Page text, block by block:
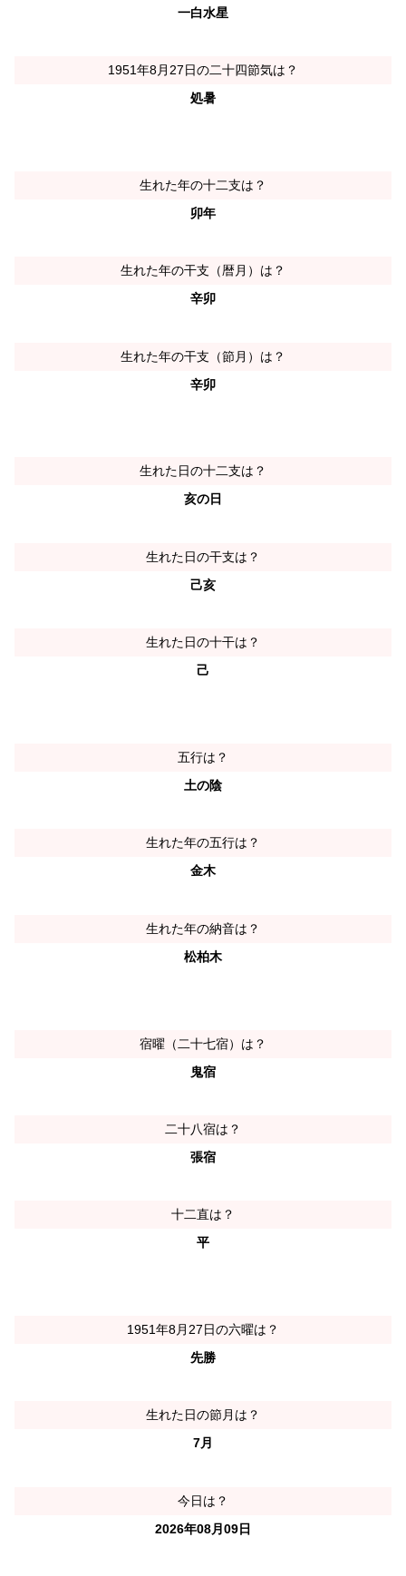
一白水星
1951年8月27日の二十四節気は？
処暑
生れた年の十二支は？
卯年
生れた年の干支（暦月）は？
辛卯
生れた年の干支（節月）は？
辛卯
生れた日の十二支は？
亥の日
生れた日の干支は？
己亥
生れた日の十干は？
己
五行は？
土の陰
生れた年の五行は？
金木
生れた年の納音は？
松柏木
宿曜（二十七宿）は？
鬼宿
二十八宿は？
張宿
十二直は？
平
1951年8月27日の六曜は？
先勝
生れた日の節月は？
7月
今日は？
2026年08月09日